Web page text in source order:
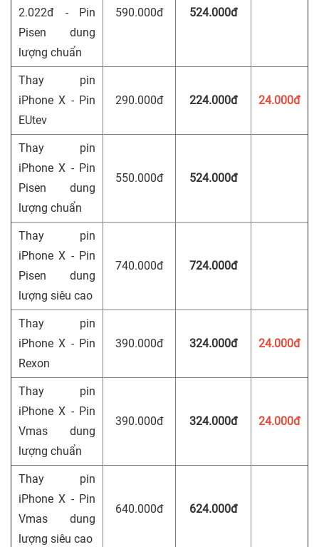
2.022đ - Pin
Pisen dung
lượng chuẩn
590.000đ 524.000đ
Thay pin
iPhone X - Pin
EUtev
290.000đ 224.000đ 24.000đ
Thay pin
iPhone X - Pin
Pisen dung
lượng chuẩn
550.000đ 524.000đ
Thay pin
iPhone X - Pin
Pisen dung
lượng siêu cao
740.000đ 724.000đ
Thay pin
iPhone X - Pin
Rexon
390.000đ 324.000đ 24.000đ
Thay pin
iPhone X - Pin
Vmas dung
lượng chuẩn
390.000đ 324.000đ 24.000đ
Thay pin
iPhone X - Pin
Vmas dung
lượng siêu cao
640.000đ 624.000đ